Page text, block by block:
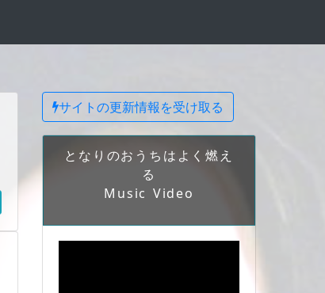
サイトの更新情報を受け取る
となりのおうちはよく燃え
る
Music Video